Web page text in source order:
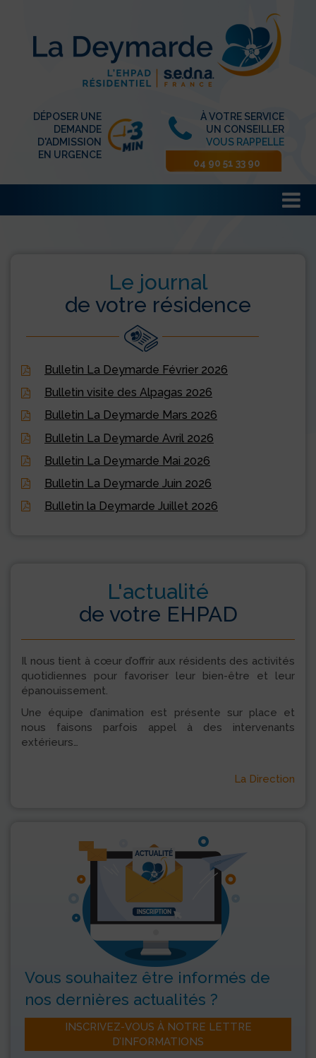
DÉPOSER UNE
DEMANDE
D'ADMISSION
EN URGENCE
À VOTRE SERVICE
UN CONSEILLER
VOUS RAPPELLE
04 90 51 33 90
Le journal
de votre résidence
Bulletin La Deymarde Février 2026
Bulletin visite des Alpagas 2026
Bulletin La Deymarde Mars 2026
Bulletin La Deymarde Avril 2026
Bulletin La Deymarde Mai 2026
Bulletin La Deymarde Juin 2026
Bulletin la Deymarde Juillet 2026
L'actualité
de votre EHPAD
Il nous tient à cœur d’offrir aux résidents des activités
quotidiennes pour favoriser leur bien-être et leur
épanouissement.
Une équipe d’animation est présente sur place et
nous faisons parfois appel à des intervenants
extérieurs…
La Direction
Vous souhaitez être informés de
nos dernières actualités ?
INSCRIVEZ-VOUS À NOTRE LETTRE
D’INFORMATIONS